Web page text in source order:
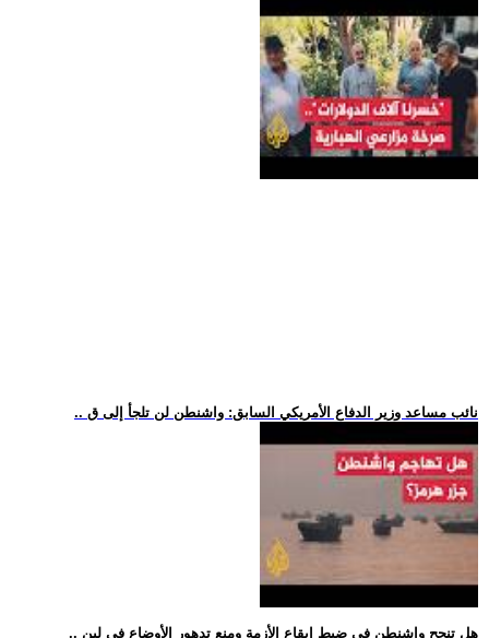
.. نائب مساعد وزير الدفاع الأمريكي السابق: واشنطن لن تلجأ إلى ق
.. هل تنجح واشنطن في ضبط إيقاع الأزمة ومنع تدهور الأوضاع في لبن